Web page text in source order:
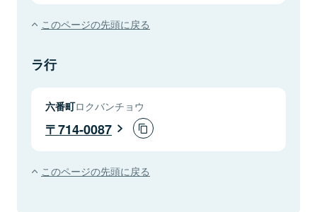
このページの先頭に戻る
ラ行
六番町ロクバンチョウ
714-0087
このページの先頭に戻る